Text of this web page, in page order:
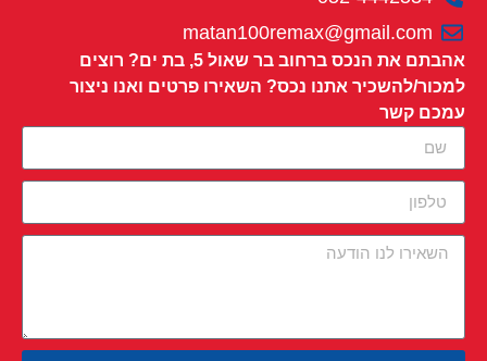
matan100remax@gmail.com
אהבתם את הנכס ברחוב בר שאול 5, בת ים? רוצים
למכור/להשכיר אתנו נכס? השאירו פרטים ואנו ניצור
עמכם קשר